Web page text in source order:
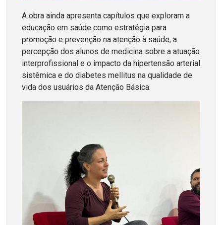
A obra ainda apresenta capítulos que exploram a
educação em saúde como estratégia para
promoção e prevenção na atenção à saúde, a
percepção dos alunos de medicina sobre a atuação
interprofissional e o impacto da hipertensão arterial
sistêmica e do diabetes mellitus na qualidade de
vida dos usuários da Atenção Básica.